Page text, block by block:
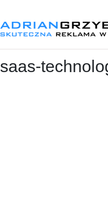
saas-